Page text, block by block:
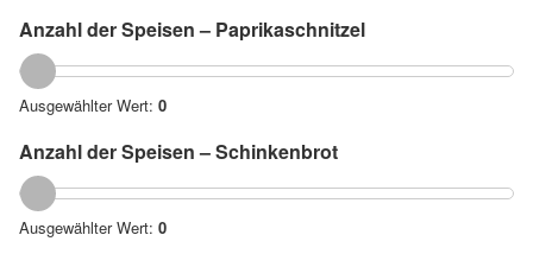
Anzahl der Speisen – Paprikaschnitzel
Ausgewählter Wert: 0
Anzahl der Speisen – Schinkenbrot
Ausgewählter Wert: 0